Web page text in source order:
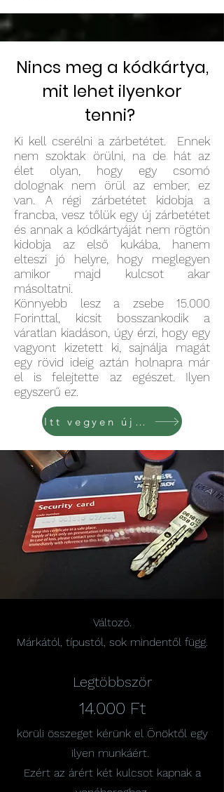
Nincs meg a kódkártya,
mit lehet ilyenkor
tenni?
Ki kell cserélni a zárbetétet. Ennek
nem szoktak örülni, na de hát az
élet olyan, hogy egy csomó
dolognak nem örül az ember, ez
van. A régi zárbetétet kidobja a
francba, vesz tőlük egy új zárbetétet
és annak a kódkártyáját nem rögtön
kidobja az első kukába, hanem
elteszi jó helyre, hogy meglegyen
amikor majd kulcsot akar
másoltatni.
Könnyebb lesz a zsebe 15.000
Forinttal, kicsit bosszankodik a
váratlan kiadáson, úgy érzi, hogy egy
vagyont kizetett ki, sajnálja magát
egy rövid ideig aztán holnapra már
el is felejtette az egészet. Ilyen
egyszerű ez.
Itt vegyen új zárat
Változó.
Márkától, típustól, sok mindentől függ.
Legtöbbször
14.000 Ft
körüli összeget kérünk el Önöktől egy
ilyen munkáért.
Ezért az árért két kulcsot kapnak a